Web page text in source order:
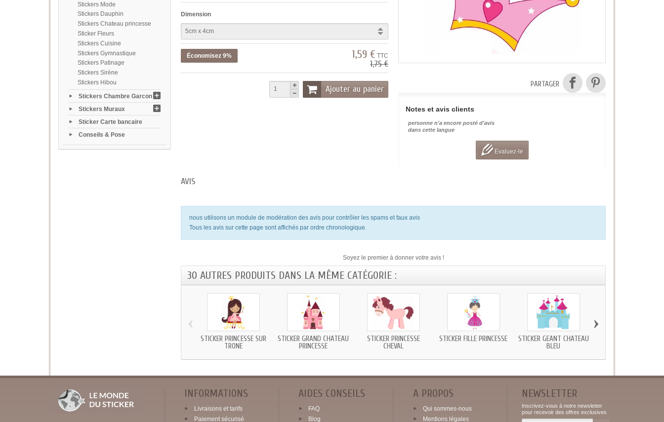
Stickers Mode
Stickers Dauphin
Stickers Chateau princesse
Sticker Fleurs
Stickers Cuisine
Stickers Gymnastique
Stickers Patinage
Stickers Sirène
Stickers Hibou
Stickers Chambre Garcon
Stickers Muraux
Sticker Carte bancaire
Conseils & Pose
PARTAGER
Notes et avis clients
personne n'a encore posté d'avis
dans cette langue
Evaluez-le
Dimension
Économisez 9% 1,59 € TTC
1,75 €
Ajouter au panier
AVIS
nous utilisons un module de modération des avis pour contrôler les spams et faux avis
Tous les avis sur cette page sont affichés par ordre chronologique.
Soyez le premier à donner votre avis !
30 AUTRES PRODUITS DANS LA MÊME CATÉGORIE :
STICKER PRINCESSE SUR
TRONE
STICKER GRAND CHATEAU
PRINCESSE
STICKER PRINCESSE
CHEVAL
STICKER FILLE PRINCESSE
STICKER GEANT CHATEAU
BLEU
‹ ›
INFORMATIONS
Livraisons et tarifs
Paiement sécurisé
AIDES CONSEILS
FAQ
Blog
A PROPOS
Qui sommes-nous
Mentions légales
NEWSLETTER
Inscrivez-vous à notre newsletter
pour recevoir des offres exclusives